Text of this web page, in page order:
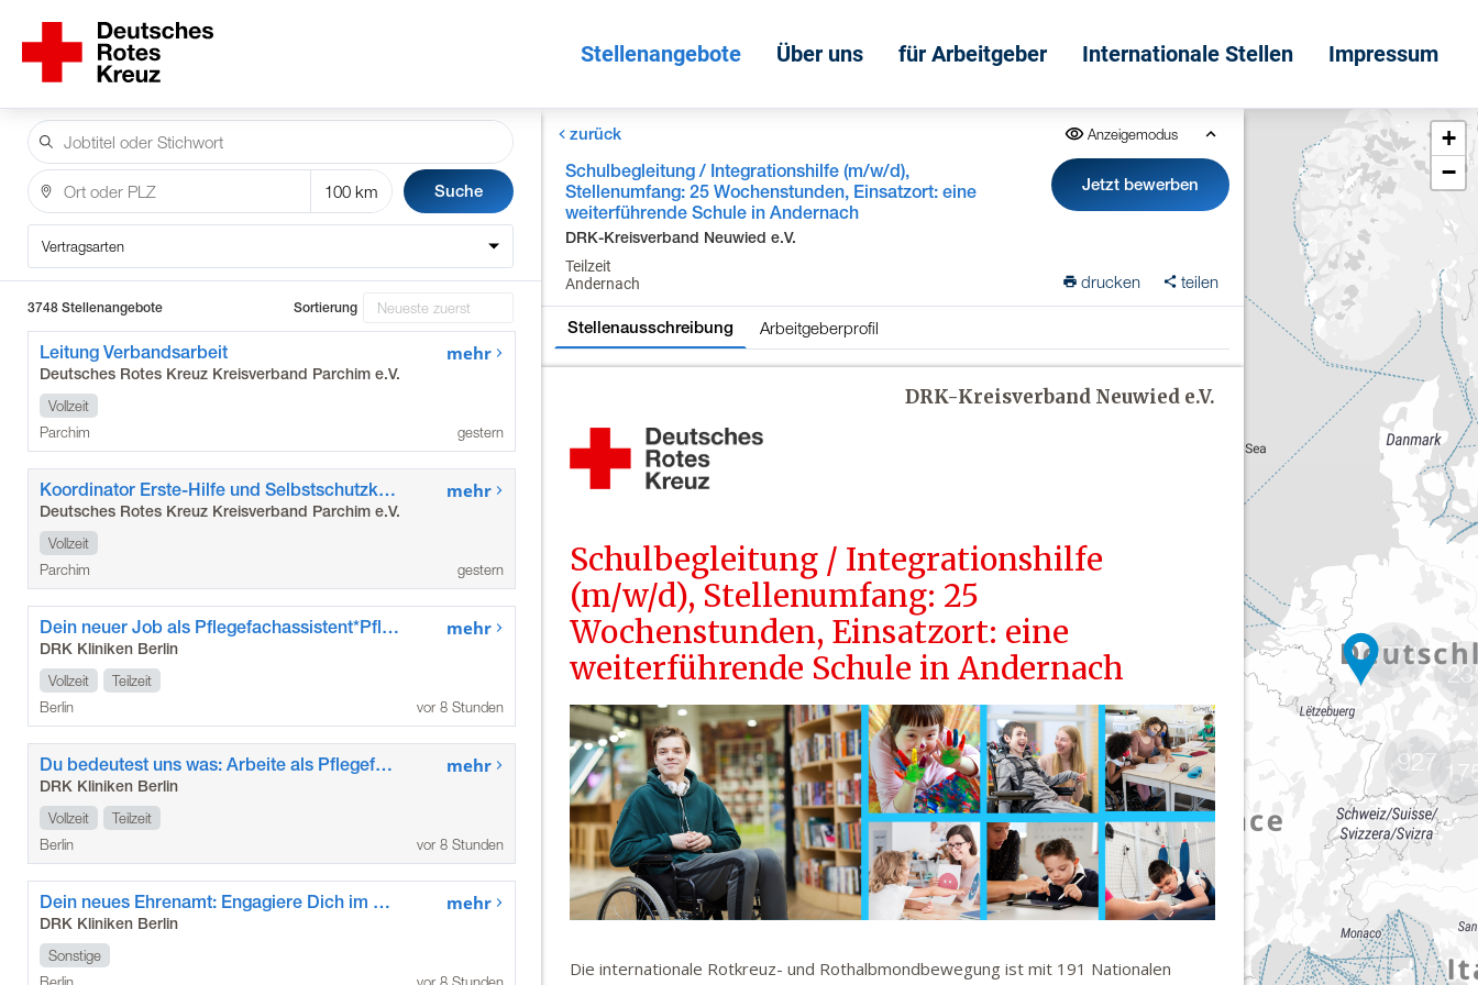
Stellenangebote Über uns für Arbeitgeber Internationale Stellen Impressum
Suche
Vertragsarten
3748 Stellenangebote Sortierung
Leitung Verbandsarbeit
Deutsches Rotes Kreuz Kreisverband Parchim e.V.
Vollzeit
Parchim
mehr
gestern
Koordinator Erste-Hilfe und Selbstschutzkompetenz
Deutsches Rotes Kreuz Kreisverband Parchim e.V.
Vollzeit
Parchim
mehr
gestern
Dein neuer Job als Pflegefachassistent*Pflegefachassistentin im Kunstkrankenhaus
DRK Kliniken Berlin
Vollzeit
Teilzeit
Berlin
mehr
vor 8 Stunden
Du bedeutest uns was: Arbeite als Pflegefachkraft / Pflegefachfrau*mann in den DRK Kliniken Berlin Köpenick
DRK Kliniken Berlin
Vollzeit
Teilzeit
Berlin
mehr
vor 8 Stunden
Dein neues Ehrenamt: Engagiere Dich im Besuchsdienst „Die Zeitschenker*innen“ der DRK Kliniken Berlin Köpenick
DRK Kliniken Berlin
Sonstige
mehr
zurück Anzeigemodus
Schulbegleitung / Integrationshilfe (m/w/d),
Stellenumfang: 25 Wochenstunden, Einsatzort: eine
weiterführende Schule in Andernach
DRK-Kreisverband Neuwied e.V.
Teilzeit
Andernach
Jetzt bewerben
drucken teilen
Stellenausschreibung Arbeitgeberprofil
1774
927
+
−